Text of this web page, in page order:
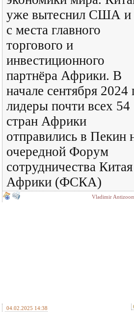
уже вытеснил США
с места главного
торгового и
инвестиционного
партнёра Африки. В
начале сентября 2024
лидеры почти всех 54
стран Африки
отправились в Пекин
очередной Форум
сотрудничества
Африки (ФСКА)
Vladimir
04.02.2025 14:38